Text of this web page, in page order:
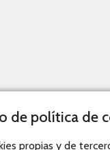
de política de
propias y de